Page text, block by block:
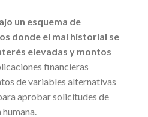
un esquema de
donde el mal historial se
elevadas y montos
financieras
de variables alternativas
aprobar solicitudes de